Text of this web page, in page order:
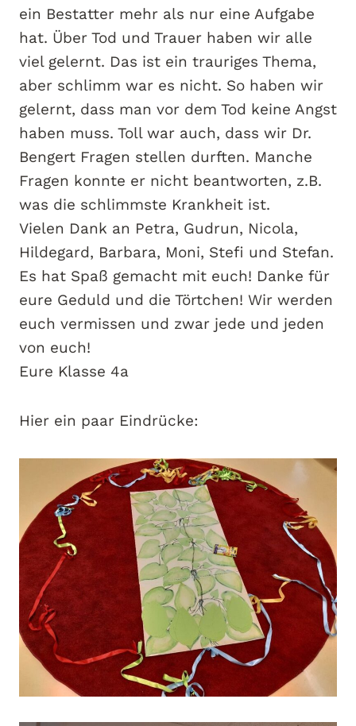
ein Bestatter mehr als nur eine Aufgabe
hat. Über Tod und Trauer haben wir alle
viel gelernt. Das ist ein trauriges Thema,
aber schlimm war es nicht. So haben wir
gelernt, dass man vor dem Tod keine Angst
haben muss. Toll war auch, dass wir Dr.
Bengert Fragen stellen durften. Manche
Fragen konnte er nicht beantworten, z.B.
was die schlimmste Krankheit ist.
Vielen Dank an Petra, Gudrun, Nicola,
Hildegard, Barbara, Moni, Stefi und Stefan.
Es hat Spaß gemacht mit euch! Danke für
eure Geduld und die Törtchen! Wir werden
euch vermissen und zwar jede und jeden
von euch!
Eure Klasse 4a
Hier ein paar Eindrücke: